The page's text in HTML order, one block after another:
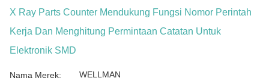
X Ray Parts Counter Mendukung Fungsi Nomor Perintah
Kerja Dan Menghitung Permintaan Catatan Untuk
Elektronik SMD
Nama Merek: WELLMAN